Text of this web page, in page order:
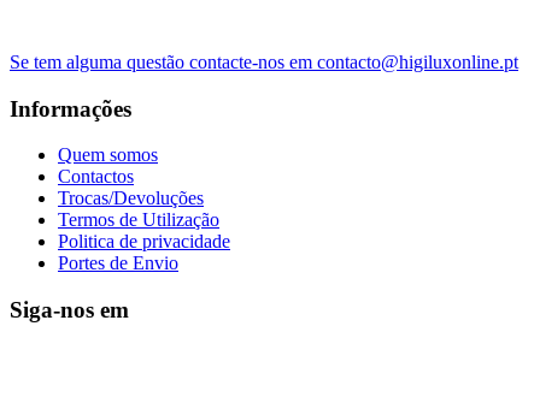
Se tem alguma questão contacte-nos em contacto@higiluxonline.pt
Informações
Quem somos
Contactos
Trocas/Devoluções
Termos de Utilização
Politica de privacidade
Portes de Envio
Siga-nos em